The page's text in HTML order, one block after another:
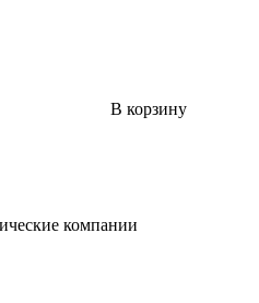
В корзину
компании